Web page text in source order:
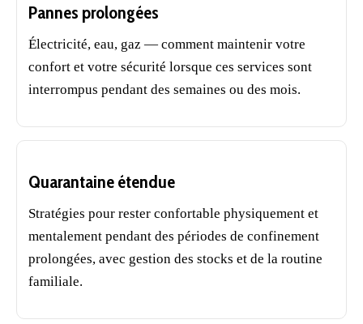
Pannes prolongées
Électricité, eau, gaz — comment maintenir votre
confort et votre sécurité lorsque ces services sont
interrompus pendant des semaines ou des mois.
Quarantaine étendue
Stratégies pour rester confortable physiquement et
mentalement pendant des périodes de confinement
prolongées, avec gestion des stocks et de la routine
familiale.